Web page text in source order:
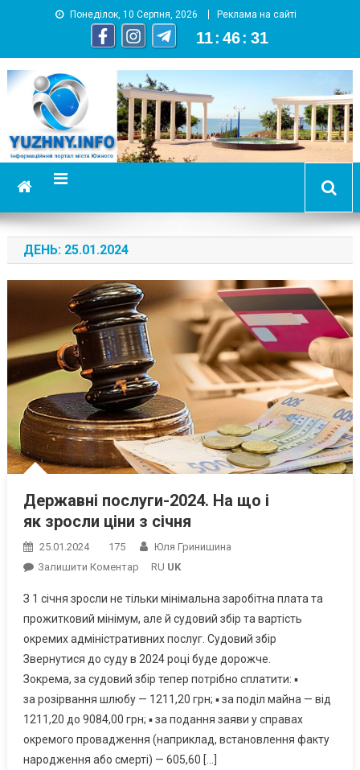
Понеділок, 10 Серпня, 2026 Реклама на сайті
11 : 46 : 31
YUZHNY.INFO
информационный портал города Южный
ДЕНЬ: 25.01.2024
Державні послуги-2024. На що і
як зросли ціни з січня
25.01.2024 175
Юля Гринишина
Залишити КоментарOn
Послуги-2024.
На Що
І
Як Зросли
Ціни
З Січня
RU UK
З 1 січня зросли не тільки мінімальна заробітна плата та
прожитковий мінімум, але й судовий збір та вартість
окремих адміністративних послуг. Судовий збір
Звернутися до суду в 2024 році буде дорожче.
Зокрема, за судовий збір тепер потрібно сплатити: ▪
за розірвання шлюбу — 1211,20 грн; ▪ за поділ майна — від
1211,20 до 9084,00 грн; ▪ за подання заяви у справах
окремого провадження (наприклад, встановлення факту
народження або смерті) — 605,60 […]